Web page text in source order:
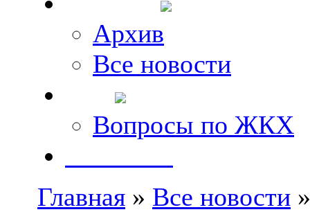
Архив
Все новости
Вопросы по ЖКХ
Главная » Все новости